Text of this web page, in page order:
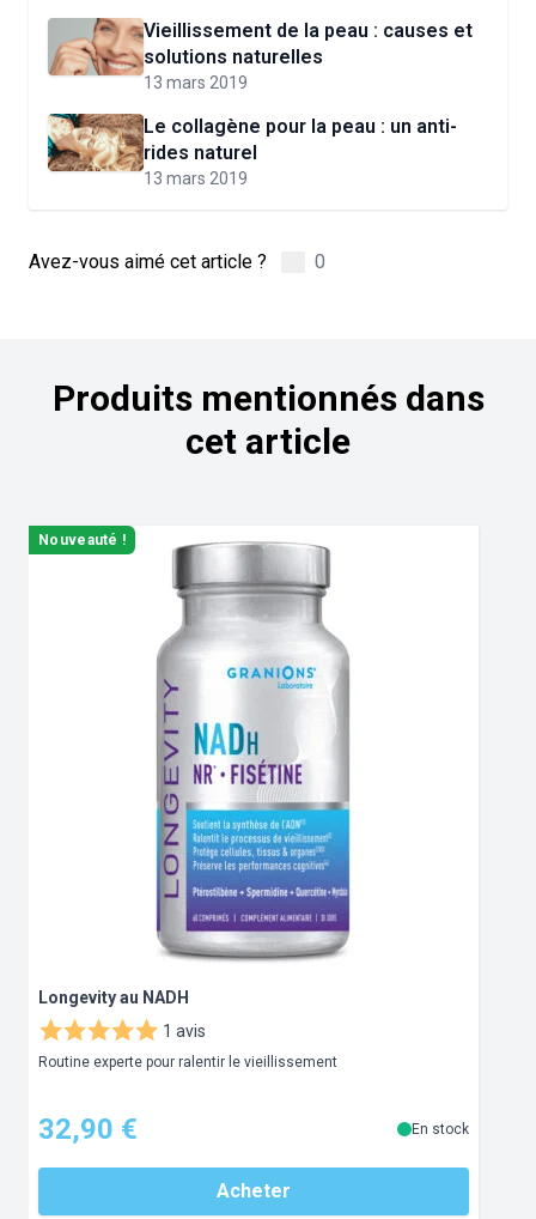
Vieillissement de la peau : causes et
solutions naturelles
13 mars 2019
Le collagène pour la peau : un anti-
rides naturel
13 mars 2019
Avez-vous aimé cet article ? 0
Produits mentionnés dans
cet article
Navigating through the elements of the carousel is
Press to skip carousel
Press to go to carousel navigation
Nouveauté !
Longevity au NADH
1 avis
Routine experte pour ralentir le vieillissement
32,90 € En stock
Acheter